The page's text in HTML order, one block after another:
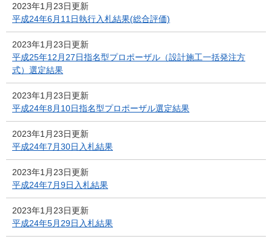
2023年1月23日更新
平成24年6月11日執行入札結果(総合評価)
2023年1月23日更新
平成25年12月27日指名型プロポーザル（設計施工一括発注方
式）選定結果
2023年1月23日更新
平成24年8月10日指名型プロポーザル選定結果
2023年1月23日更新
平成24年7月30日入札結果
2023年1月23日更新
平成24年7月9日入札結果
2023年1月23日更新
平成24年5月29日入札結果